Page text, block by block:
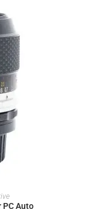
PC Auto